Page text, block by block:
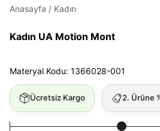
Anasayfa / Kadın
Kadın UA Motion Mont
Materyal Kodu: 1366028-001
Ücretsiz Kargo 2. Ürüne
Giriş Yap
Şifre